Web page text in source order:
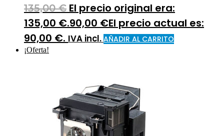
135,00€ El precio original era:
135,00 €.90,00 €El precio actual es:
90,00 €. IVA incl. AÑADIR AL CARRITO
¡Oferta!